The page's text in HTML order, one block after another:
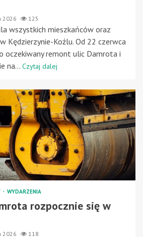
2026 125
wszystkich mieszkańców oraz
Kędzierzynie-Koźlu. Od 22 czerwca
oczekiwany remont ulic Damrota i
na... Czytaj dalej
WYDARZENIA
rozpocznie się w
2026 118